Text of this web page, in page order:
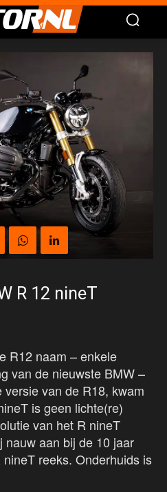
R 12 nineT
R12 naam – enkele
van de nieuwste BMW –
van de R18, kwam
is geen lichte(re)
van het R nineT
nauw aan bij de 10 jaar
reeks. Onderhuids is